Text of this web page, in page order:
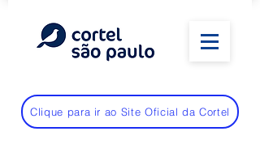
Clique para ir ao Site Oficial da Cortel